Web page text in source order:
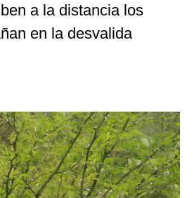
a la distancia los
en la desvalida